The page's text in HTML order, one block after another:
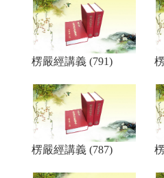
楞嚴經講義 (791)
楞嚴經講義 (787)